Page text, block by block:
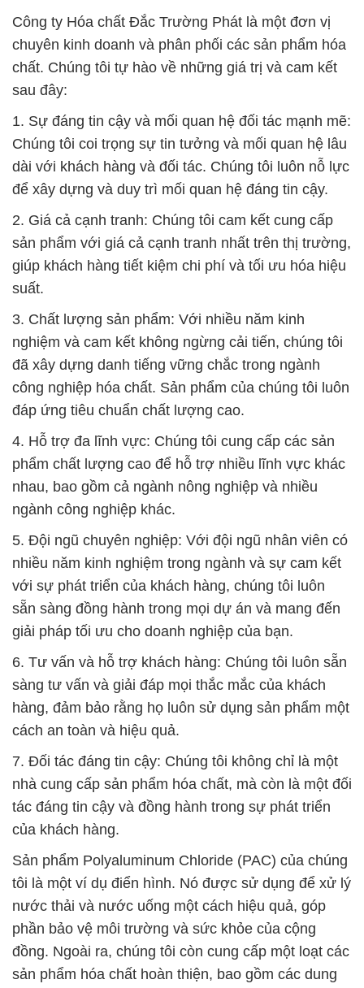
Công ty Hóa chất Đắc Trường Phát là một đơn vị
chuyên kinh doanh và phân phối các sản phẩm hóa
chất. Chúng tôi tự hào về những giá trị và cam kết
sau đây:
1. Sự đáng tin cậy và mối quan hệ đối tác mạnh mẽ:
Chúng tôi coi trọng sự tin tưởng và mối quan hệ lâu
dài với khách hàng và đối tác. Chúng tôi luôn nỗ lực
để xây dựng và duy trì mối quan hệ đáng tin cậy.
2. Giá cả cạnh tranh: Chúng tôi cam kết cung cấp
sản phẩm với giá cả cạnh tranh nhất trên thị trường,
giúp khách hàng tiết kiệm chi phí và tối ưu hóa hiệu
suất.
3. Chất lượng sản phẩm: Với nhiều năm kinh
nghiệm và cam kết không ngừng cải tiến, chúng tôi
đã xây dựng danh tiếng vững chắc trong ngành
công nghiệp hóa chất. Sản phẩm của chúng tôi luôn
đáp ứng tiêu chuẩn chất lượng cao.
4. Hỗ trợ đa lĩnh vực: Chúng tôi cung cấp các sản
phẩm chất lượng cao để hỗ trợ nhiều lĩnh vực khác
nhau, bao gồm cả ngành nông nghiệp và nhiều
ngành công nghiệp khác.
5. Đội ngũ chuyên nghiệp: Với đội ngũ nhân viên có
nhiều năm kinh nghiệm trong ngành và sự cam kết
với sự phát triển của khách hàng, chúng tôi luôn
sẵn sàng đồng hành trong mọi dự án và mang đến
giải pháp tối ưu cho doanh nghiệp của bạn.
6. Tư vấn và hỗ trợ khách hàng: Chúng tôi luôn sẵn
sàng tư vấn và giải đáp mọi thắc mắc của khách
hàng, đảm bảo rằng họ luôn sử dụng sản phẩm một
cách an toàn và hiệu quả.
7. Đối tác đáng tin cậy: Chúng tôi không chỉ là một
nhà cung cấp sản phẩm hóa chất, mà còn là một đối
tác đáng tin cậy và đồng hành trong sự phát triển
của khách hàng.
Sản phẩm Polyaluminum Chloride (PAC) của chúng
tôi là một ví dụ điển hình. Nó được sử dụng để xử lý
nước thải và nước uống một cách hiệu quả, góp
phần bảo vệ môi trường và sức khỏe của cộng
đồng. Ngoài ra, chúng tôi còn cung cấp một loạt các
sản phẩm hóa chất hoàn thiện, bao gồm các dung